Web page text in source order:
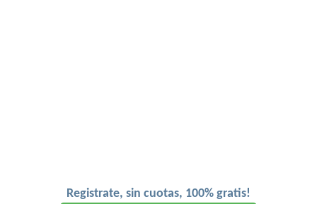
Registrate, sin cuotas, 100% gratis!